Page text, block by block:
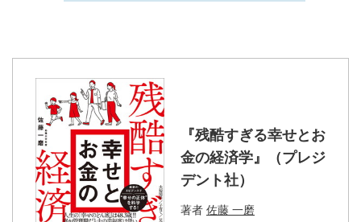
『残酷すぎる幸せとお
金の経済学』（プレジ
デント社）
著者 佐藤 一磨